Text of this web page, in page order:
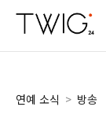
연예 소식 > 방송